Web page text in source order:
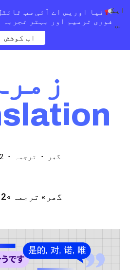
گھر ・ ترجمہ ・
گھر » ترجمہ »
نیا اوریس اے آئی سب
فوری ترمیم اور بہتر تجربہ
اب کوشش
ایک
س